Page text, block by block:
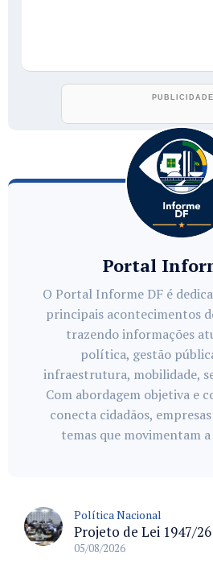
Portal
O Portal Informe DF é
principais acontecimentos
trazendo informações
política, gestão
infraestrutura, mobilidade,
Com abordagem objetiva e
conecta cidadãos,
temas que movimentam
Política Nacional
05/08/2026